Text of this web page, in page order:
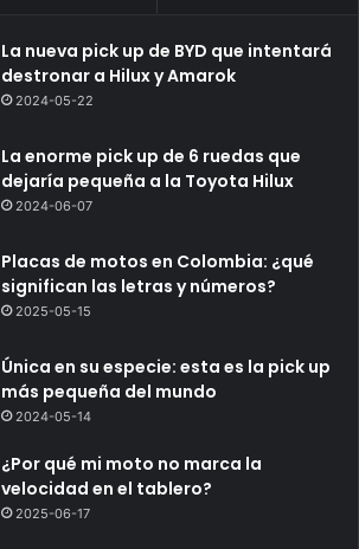
La nueva pick up de BYD que intentará
destronar a Hilux y Amarok
2024-05-22
La enorme pick up de 6 ruedas que
dejaría pequeña a la Toyota Hilux
2024-06-07
Placas de motos en Colombia: ¿qué
significan las letras y números?
2025-05-15
Única en su especie: esta es la pick up
más pequeña del mundo
2024-05-14
¿Por qué mi moto no marca la
velocidad en el tablero?
2025-06-17